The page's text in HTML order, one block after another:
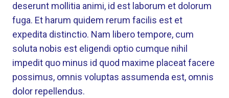
deserunt mollitia animi, id est laborum et dolorum
fuga. Et harum quidem rerum facilis est et
expedita distinctio. Nam libero tempore, cum
soluta nobis est eligendi optio cumque nihil
impedit quo minus id quod maxime placeat facere
possimus, omnis voluptas assumenda est, omnis
dolor repellendus.